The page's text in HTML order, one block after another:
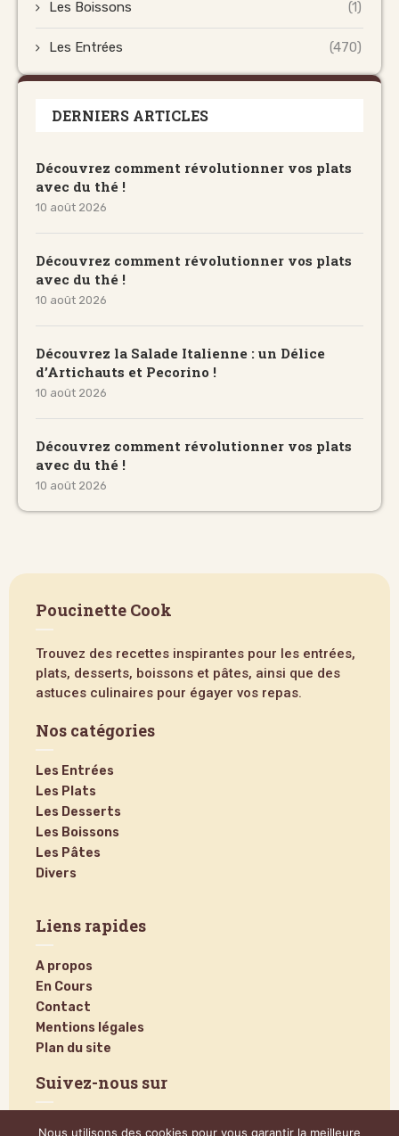
Les Boissons (1)
Les Entrées (470)
DERNIERS ARTICLES
Découvrez comment révolutionner vos plats
avec du thé !
10 août 2026
Découvrez comment révolutionner vos plats
avec du thé !
10 août 2026
Découvrez la Salade Italienne : un Délice
d’Artichauts et Pecorino !
10 août 2026
Découvrez comment révolutionner vos plats
avec du thé !
10 août 2026
Poucinette Cook
Trouvez des recettes inspirantes pour les entrées,
plats, desserts, boissons et pâtes, ainsi que des
astuces culinaires pour égayer vos repas.
Nos catégories
Les Entrées
Les Plats
Les Desserts
Les Boissons
Les Pâtes
Divers
Liens rapides
A propos
En Cours
Contact
Mentions légales
Plan du site
Suivez-nous sur
Nous utilisons des cookies pour vous garantir la meilleure